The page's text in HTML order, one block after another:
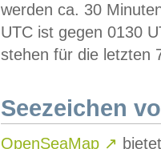
werden ca. 30
UTC ist gegen 0130
stehen für die letzten
Seezeichen
OpenSeaMap ↗